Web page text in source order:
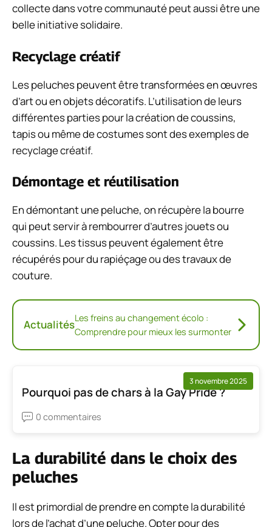
collecte dans votre communauté peut aussi être une
belle initiative solidaire.
Recyclage créatif
Les peluches peuvent être transformées en œuvres
d’art ou en objets décoratifs. L’utilisation de leurs
différentes parties pour la création de coussins,
tapis ou même de costumes sont des exemples de
recyclage créatif.
Démontage et réutilisation
En démontant une peluche, on récupère la bourre
qui peut servir à rembourrer d’autres jouets ou
coussins. Les tissus peuvent également être
récupérés pour du rapiéçage ou des travaux de
couture.
ActualitésLes freins au changement écolo :
Comprendre pour mieux les surmonter
3 novembre 2025
Pourquoi pas de chars à la Gay Pride ?
0 commentaires
La durabilité dans le choix des
peluches
Il est primordial de prendre en compte la durabilité
lors de l’achat d’une peluche. Opter pour des